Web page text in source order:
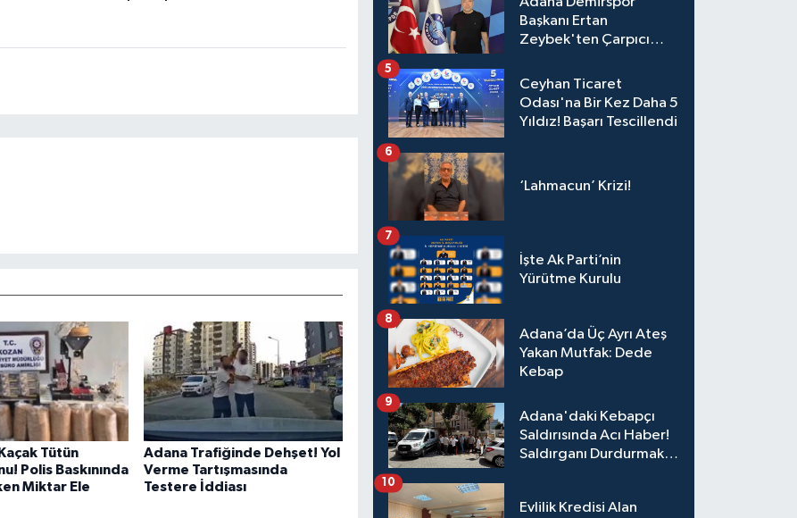
Tütün
Polis Baskınında
Miktar Ele
Adana Trafiğinde Dehşet! Yol
Verme Tartışmasında
Testere İddiası
Başkanı Ertan
Zeybek'ten Çarpıcı
Toparlanmak 10 Yıl
Sürer"
Ceyhan Ticaret
Odası'na Bir Kez Daha 5
Yıldız! Başarı Tescillendi
5
‘Lahmacun’ Krizi!
6
İşte Ak Parti’nin
Yürütme Kurulu
7
Adana’da Üç Ayrı Ateş
Yakan Mutfak: Dede
Kebap
8
Adana'daki Kebapçı
Saldırısında Acı Haber!
Saldırganı Durdurmak
9
Evlilik Kredisi Alan
10